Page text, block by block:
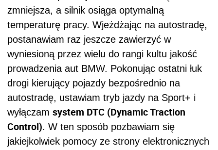
zmniejsza, a silnik osiąga optymalną
temperaturę pracy. Wjeżdżając na autostradę,
postanawiam raz jeszcze zawierzyć w
wyniesioną przez wielu do rangi kultu jakość
prowadzenia aut BMW. Pokonując ostatni łuk
drogi kierujący pojazdy bezpośrednio na
autostradę, ustawiam tryb jazdy na Sport+ i
wyłączam system DTC (Dynamic Traction
Control). W ten sposób pozbawiam się
jakiejkolwiek pomocy ze strony elektronicznych